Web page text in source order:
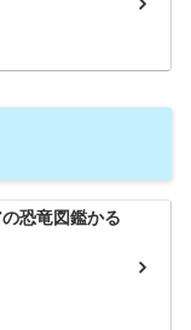
恐竜図鑑かる